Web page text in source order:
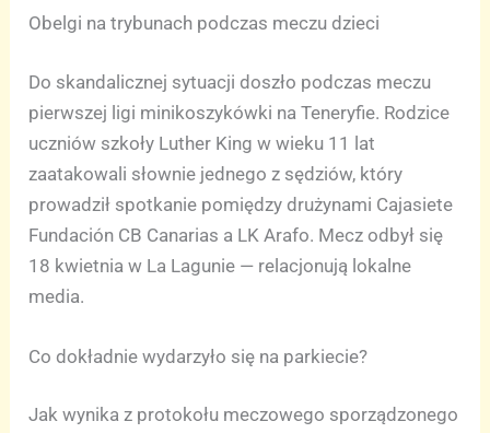
Obelgi na trybunach podczas meczu dzieci
Do skandalicznej sytuacji doszło podczas meczu
pierwszej ligi minikoszykówki na Teneryfie. Rodzice
uczniów szkoły Luther King w wieku 11 lat
zaatakowali słownie jednego z sędziów, który
prowadził spotkanie pomiędzy drużynami Cajasiete
Fundación CB Canarias a LK Arafo. Mecz odbył się
18 kwietnia w La Lagunie — relacjonują lokalne
media.
Co dokładnie wydarzyło się na parkiecie?
Jak wynika z protokołu meczowego sporządzonego